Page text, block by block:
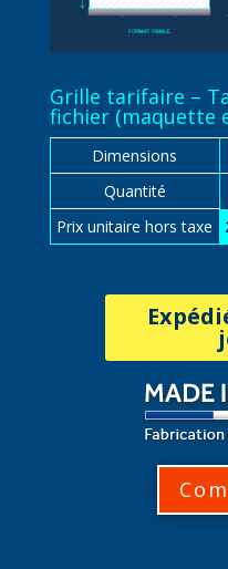
Grille tarifaire –
fichier (maquette
Dimensions
Quantité
Prix unitaire hors taxe